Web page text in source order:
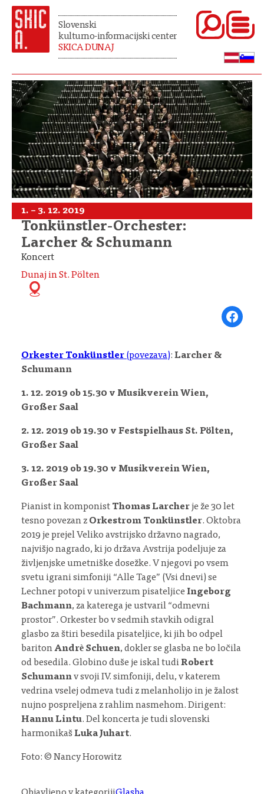
Slovenski
kulturno-informacijski center
SKICA DUNAJ
1. – 3. 12. 2019
Tonkünstler-Orchester:
Larcher & Schumann
Koncert
Dunaj in St. Pölten
Share on
Orkester Tonkünstler (povezava): Larcher &
Schumann
1. 12. 2019 ob 15.30 v Musikverein Wien,
Großer Saal
2. 12. 2019 ob 19.30 v Festspielhaus St. Pölten,
Großer Saal
3. 12. 2019 ob 19.30 v Musikverein Wien,
Großer Saal
Pianist in komponist Thomas Larcherje že 30 let
tesno povezan z Orkestrom Tonkünstler. Oktobra
2019 je prejel Veliko avstrijsko državno nagrado,
najvišjo nagrado, ki jo država Avstrija podeljuje za
življenjske umetniške dosežke. V njegovi po vsem
svetu igrani simfoniji “Alle Tage” (Vsi dnevi) se
Lechner potopi v univerzum pisateljiceIngeborg
Bachmann, za katerega je ustvaril “odmevni
prostor”. Orkester bo v sedmih stavkih odigral
glasbo za štiri besedila pisateljice, ki jih bo odpel
baritonAndrè Schuen, dokler se glasba ne bo ločila
od besedila. Globino duše je iskal tudiRobert
Schumannv svoji IV. simfoniji, delu, v katerem
vedrina vselej odmeva tudi z melanholijo in je žalost
nujno pospreljena z rahlim nasmehom. Dirigent:
Hannu Lintu. Del koncerta je tudi slovenski
harmonikaš Luka Juhart.
Foto: © Nancy Horowitz